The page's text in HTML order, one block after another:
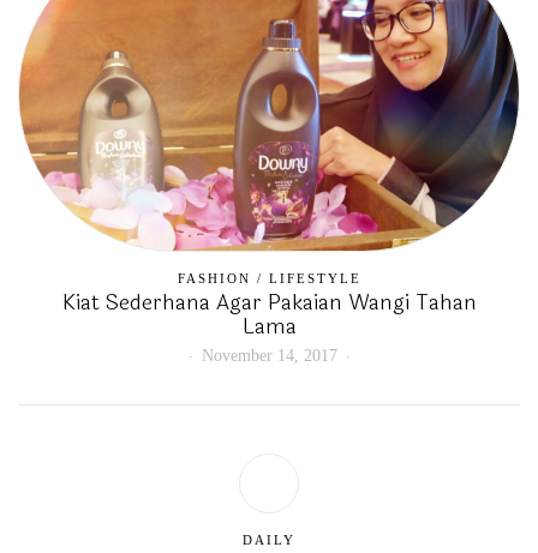
FASHION / LIFESTYLE
Kiat Sederhana Agar Pakaian Wangi Tahan
Lama
November 14, 2017
DAILY